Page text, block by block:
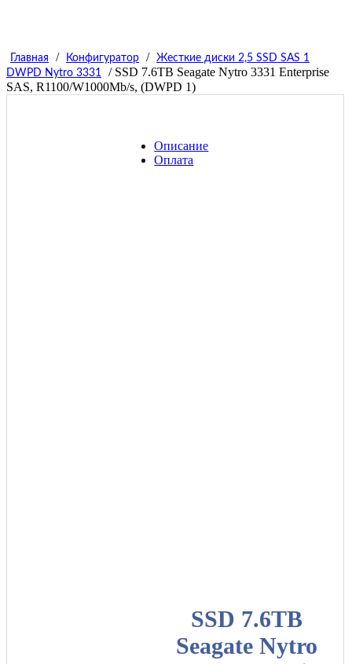
Главная / Конфигуратор /
Жесткие диски 2,5 SSD SAS 1
DWPD Nytro 3331
/ SSD 7.6TB Seagate Nytro 3331 Enterprise
SAS, R1100/W1000Mb/s, (DWPD 1)
SSD 7.6TB
Seagate Nytro
Описание
Оплата